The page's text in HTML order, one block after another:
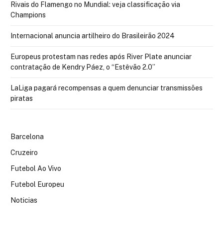
Rivais do Flamengo no Mundial: veja classificação via
Champions
Internacional anuncia artilheiro do Brasileirão 2024
Europeus protestam nas redes após River Plate anunciar
contratação de Kendry Páez, o “Estêvão 2.0”
LaLiga pagará recompensas a quem denunciar transmissões
piratas
Barcelona
Cruzeiro
Futebol Ao Vivo
Futebol Europeu
Noticias